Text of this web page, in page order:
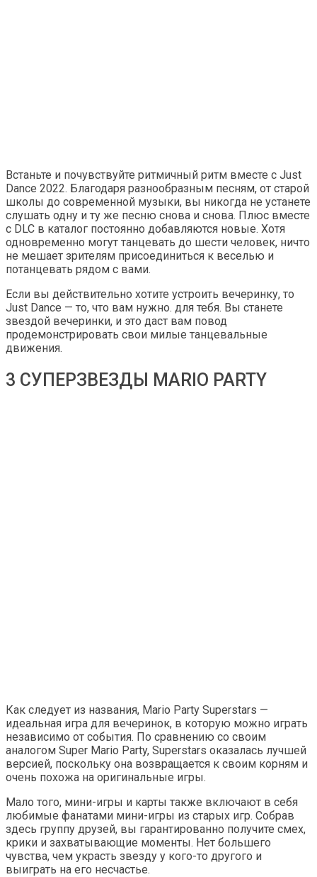
Встаньте и почувствуйте ритмичный ритм вместе с Just
Dance 2022. Благодаря разнообразным песням, от старой
школы до современной музыки, вы никогда не устанете
слушать одну и ту же песню снова и снова. Плюс вместе
с DLC в каталог постоянно добавляются новые. Хотя
одновременно могут танцевать до шести человек, ничто
не мешает зрителям присоединиться к веселью и
потанцевать рядом с вами.
Если вы действительно хотите устроить вечеринку, то
Just Dance — то, что вам нужно. для тебя. Вы станете
звездой вечеринки, и это даст вам повод
продемонстрировать свои милые танцевальные
движения.
3 СУПЕРЗВЕЗДЫ MARIO PARTY
Как следует из названия, Mario Party Superstars —
идеальная игра для вечеринок, в которую можно играть
независимо от события. По сравнению со своим
аналогом Super Mario Party, Superstars оказалась лучшей
версией, поскольку она возвращается к своим корням и
очень похожа на оригинальные игры.
Мало того, мини-игры и карты также включают в себя
любимые фанатами мини-игры из старых игр. Собрав
здесь группу друзей, вы гарантированно получите смех,
крики и захватывающие моменты. Нет большего
чувства, чем украсть звезду у кого-то другого и
выиграть на его несчастье.